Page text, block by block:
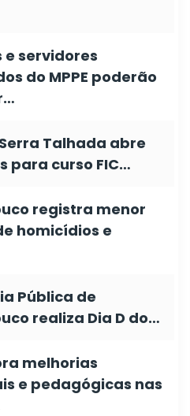
e servidores
do MPPE poderão
Talhada abre
para curso FIC…
registra menor
homicídios e
Pública de
realiza Dia D do…
melhorias
e pedagógicas nas